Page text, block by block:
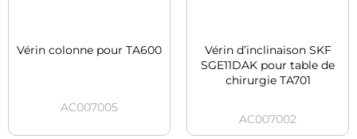
Vérin colonne pour TA600
AC007005
Vérin d’inclinaison SKF
SGE11DAK pour table de
chirurgie TA701
AC007002